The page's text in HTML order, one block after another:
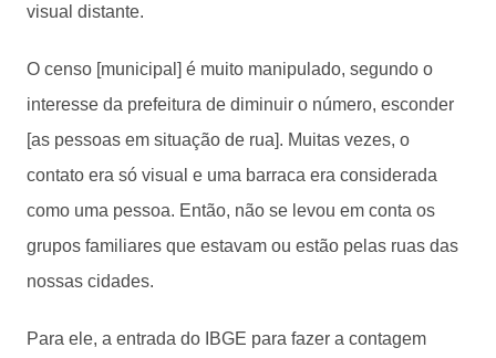
visual distante.
O censo [municipal] é muito manipulado, segundo o
interesse da prefeitura de diminuir o número, esconder
[as pessoas em situação de rua]. Muitas vezes, o
contato era só visual e uma barraca era considerada
como uma pessoa. Então, não se levou em conta os
grupos familiares que estavam ou estão pelas ruas das
nossas cidades.
Para ele, a entrada do IBGE para fazer a contagem